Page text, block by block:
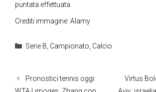
puntata effettuata.
Crediti immagine: Alamy
Categorie
Serie B, Campionato, Calcio
Pronostici tennis oggi:
Virtus